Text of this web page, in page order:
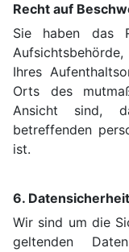
Recht auf
Sie haben das
Ihres
Orts des
Ansicht sind,
betreffenden
ist.
6. Datensicherheit
Wir sind um die
geltenden